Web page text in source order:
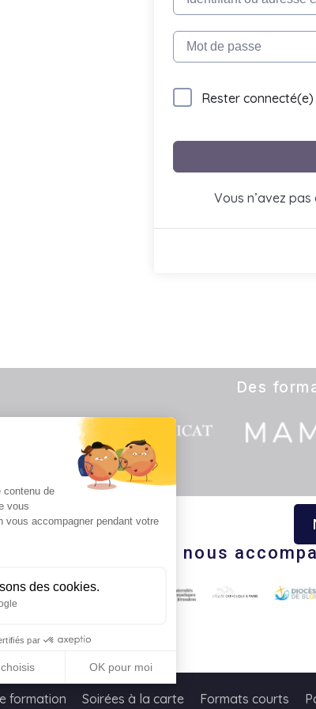
contenu de
vous
vous accompagner pendant votre
des cookies.
par
OK pour moi
: Personnalisez vos Options
Rester connecté(e)
Vous n’avez
Des
Ils nous
formation Soirées à la carte Formats courts